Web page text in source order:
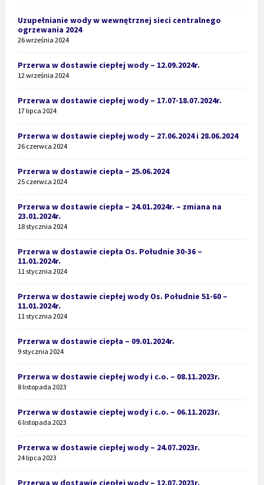
Uzupełnianie wody w wewnętrznej sieci centralnego
ogrzewania 2024
26 września 2024
Przerwa w dostawie ciepłej wody – 12.09.2024r.
12 września 2024
Przerwa w dostawie ciepłej wody – 17.07-18.07.2024r.
17 lipca 2024
Przerwa w dostawie ciepłej wody – 27.06.2024 i 28.06.2024
26 czerwca 2024
Przerwa w dostawie ciepła – 25.06.2024
25 czerwca 2024
Przerwa w dostawie ciepła – 24.01.2024r. – zmiana na
23.01.2024r.
18 stycznia 2024
Przerwa w dostawie ciepła Os. Południe 30-36 –
11.01.2024r.
11 stycznia 2024
Przerwa w dostawie ciepłej wody Os. Południe 51-60 –
11.01.2024r.
11 stycznia 2024
Przerwa w dostawie ciepła – 09.01.2024r.
9 stycznia 2024
Przerwa w dostawie ciepłej wody i c.o. – 08.11.2023r.
8 listopada 2023
Przerwa w dostawie ciepłej wody i c.o. – 06.11.2023r.
6 listopada 2023
Przerwa w dostawie ciepłej wody – 24.07.2023r.
24 lipca 2023
Przerwa w dostawie ciepłej wody – 12.07.2023r.